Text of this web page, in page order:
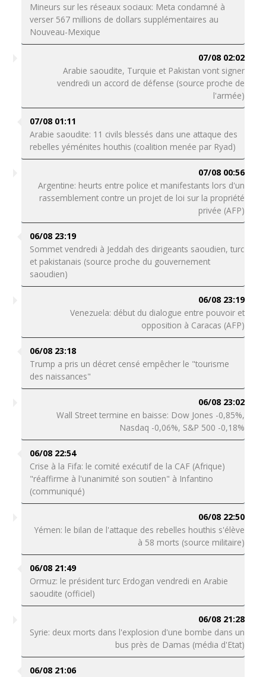
Mineurs sur les réseaux sociaux: Meta condamné à
verser 567 millions de dollars supplémentaires au
Nouveau-Mexique
07/08 02:02
Arabie saoudite, Turquie et Pakistan vont signer
vendredi un accord de défense (source proche de
l'armée)
07/08 01:11
Arabie saoudite: 11 civils blessés dans une attaque des
rebelles yéménites houthis (coalition menée par Ryad)
07/08 00:56
Argentine: heurts entre police et manifestants lors d'un
rassemblement contre un projet de loi sur la propriété
privée (AFP)
06/08 23:19
Sommet vendredi à Jeddah des dirigeants saoudien, turc
et pakistanais (source proche du gouvernement
saoudien)
06/08 23:19
Venezuela: début du dialogue entre pouvoir et
opposition à Caracas (AFP)
06/08 23:18
Trump a pris un décret censé empêcher le "tourisme
des naissances"
06/08 23:02
Wall Street termine en baisse: Dow Jones -0,85%,
Nasdaq -0,06%, S&P 500 -0,18%
06/08 22:54
Crise à la Fifa: le comité exécutif de la CAF (Afrique)
"réaffirme à l'unanimité son soutien" à Infantino
(communiqué)
06/08 22:50
Yémen: le bilan de l'attaque des rebelles houthis s'élève
à 58 morts (source militaire)
06/08 21:49
Ormuz: le président turc Erdogan vendredi en Arabie
saoudite (officiel)
06/08 21:28
Syrie: deux morts dans l'explosion d'une bombe dans un
bus près de Damas (média d'Etat)
06/08 21:06